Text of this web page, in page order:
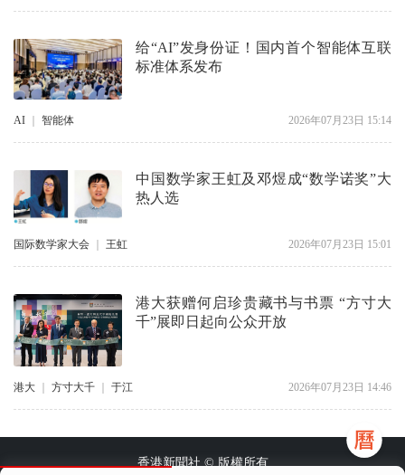
给“AI”发身份证！国内首个智能体互联
标准体系发布
AI 智能体 2026年07月23日 15:14
中国数学家王虹及邓煜成“数学诺奖”大
热人选
国际数学家大会 ｜ 王虹 2026年07月23日 15:01
港大获赠何启珍贵藏书与书票 “方寸大
千”展即日起向公众开放
港大 ｜ 方寸大千 ｜ 于江 2026年07月23日 14:46
香港新聞社 © 版權所有